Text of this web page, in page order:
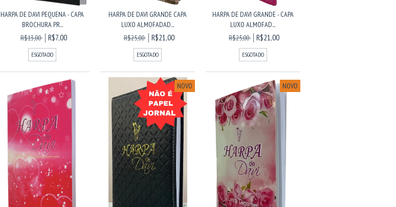
HARPA DE DAVI PEQUENA - CAPA
BROCHURA PR...
R$13,00
R$7,00
ESGOTADO
HARPA DE DAVI GRANDE CAPA
LUXO ALMOFADAD...
R$25,00
R$21,00
ESGOTADO
HARPA DE DAVI GRANDE - CAPA
LUXO ALMOFAD...
R$25,00
R$21,00
ESGOTADO
NOVO NOVO